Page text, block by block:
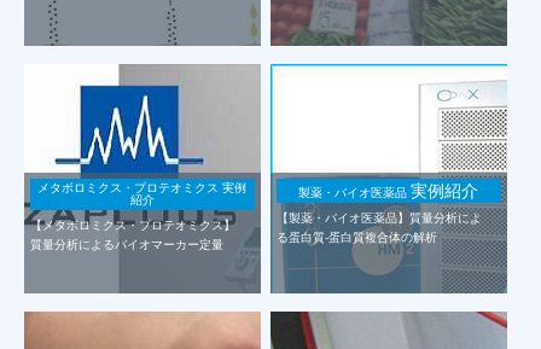
メタボロミクス・プロテオミクス 実例
紹介
【メタボロミクス・プロテオミクス】
質量分析によるバイオマーカー定量
製薬・バイオ医薬品実例紹介
【製薬・バイオ医薬品】質量分析によ
る蛋白質-蛋白質複合体の解析